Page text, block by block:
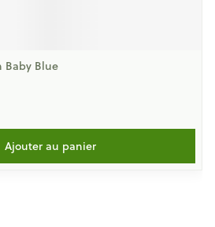
Baby Blue
Ajouter au panier